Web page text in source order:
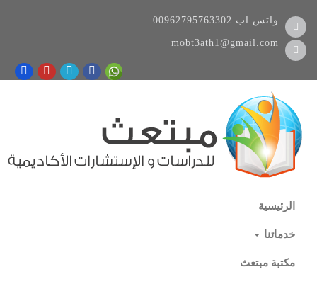
00962795763302 واتس اب
mobt3ath1@gmail.com
الرئيسية
خدماتنا
مكتبة مبتعث